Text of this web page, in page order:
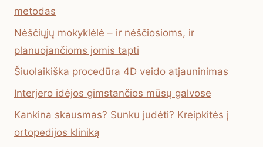
metodas
Nėščiųjų mokyklėlė – ir nėščiosioms, ir
planuojančioms jomis tapti
Šiuolaikiška procedūra 4D veido atjauninimas
Interjero idėjos gimstančios mūsų galvose
Kankina skausmas? Sunku judėti? Kreipkitės į
ortopedijos kliniką